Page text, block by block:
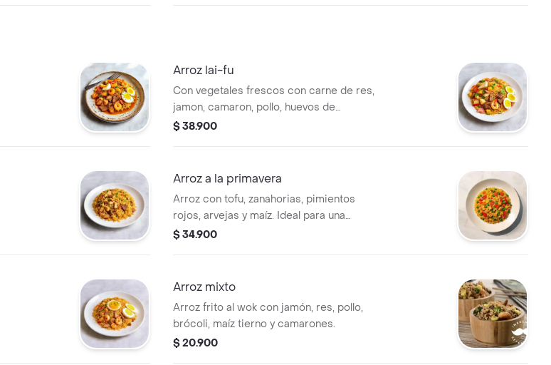
Arroz lai-fu
Con vegetales frescos con carne de res,
jamon, camaron, pollo, huevos de
codorniz y tofu
$ 38.900
Arroz a la primavera
Arroz con tofu, zanahorias, pimientos
rojos, arvejas y maíz. Ideal para una
comida ligera y colorida.
$ 34.900
Arroz mixto
Arroz frito al wok con jamón, res, pollo,
brócoli, maíz tierno y camarones.
$ 20.900